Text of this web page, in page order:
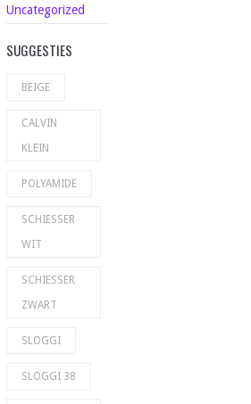
Uncategorized
SUGGESTIES
BEIGE
CALVIN
KLEIN
POLYAMIDE
SCHIESSER
WIT
SCHIESSER
ZWART
SLOGGI
SLOGGI 38